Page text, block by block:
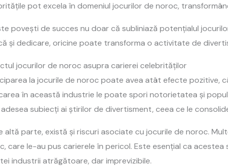
pot excela în domeniul jocurilor de noroc,
povești de succes nu doar că subliniază potențialul
și dedicare, oricine poate transforma o activitate de
jocurilor de noroc asupra carierei celebrităților
la jocurile de noroc poate avea atât efecte pozitive,
în această industrie le poate spori notorietatea și
subiecți ai știrilor de divertisment, ceea ce le
altă parte, există și riscuri asociate cu jocurile de noroc.
care le-au pus carierele în pericol. Este esențial ca
industrii atrăgătoare, dar imprevizibile.